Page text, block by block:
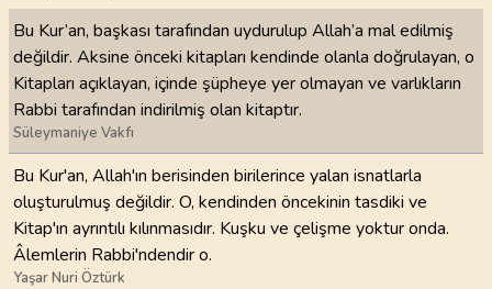
Bu Kur’an, başkası tarafından uydurulup Allah’a mal edilmiş
değildir. Aksine önceki kitapları kendinde olanla doğrulayan, o
Kitapları açıklayan, içinde şüpheye yer olmayan ve varlıkların
Rabbi tarafından indirilmiş olan kitaptır.
Süleymaniye Vakfı
Bu Kur'an, Allah'ın berisinden birilerince yalan isnatlarla
oluşturulmuş değildir. O, kendinden öncekinin tasdiki ve
Kitap'ın ayrıntılı kılınmasıdır. Kuşku ve çelişme yoktur onda.
Âlemlerin Rabbi'ndendir o.
Yaşar Nuri Öztürk